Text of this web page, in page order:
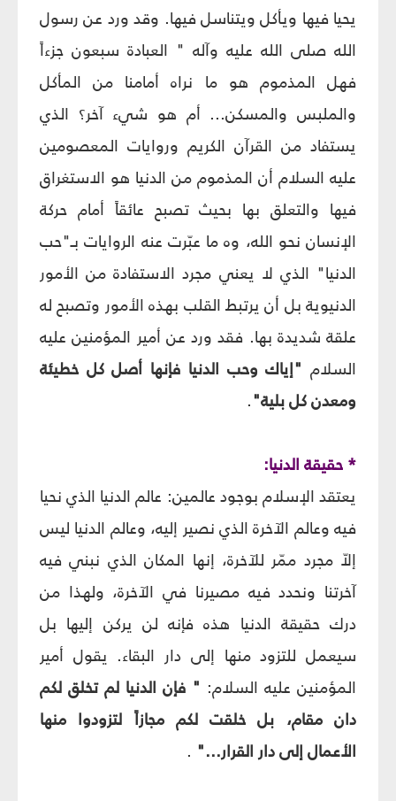
يحيا فيها ويأكل ويتناسل فيها. وقد ورد عن رسول
الله صلى الله عليه وآله " العبادة سبعون جزءاً
فهل المذموم هو ما نراه أمامنا من المأكل
والملبس والمسكن... أم هو شيء آخر؟ الذي
يستفاد من القرآن الكريم وروايات المعصومين
عليه السلام أن المذموم من الدنيا هو الاستغراق
فيها والتعلق بها بحيث تصبح عائقاً أمام حركة
الإنسان نحو الله، وه ما عبّرت عنه الروايات بـ"حب
الدنيا" الذي لا يعني مجرد الاستفادة من الأمور
الدنيوية بل أن يرتبط القلب بهذه الأمور وتصبح له
علقة شديدة بها. فقد ورد عن أمير المؤمنين عليه
السلام "إياك وحب الدنيا فإنها أصل كل خطيئة
ومعدن كل بلية".
* حقيقة الدنيا:
يعتقد الإسلام بوجود عالمين: عالم الدنيا الذي نحيا
فيه وعالم الآخرة الذي نصير إليه، وعالم الدنيا ليس
إلاّ مجرد ممّر للآخرة، إنها المكان الذي نبني فيه
آخرتنا ونحدد فيه مصيرنا في الآخرة، ولهذا من
درك حقيقة الدنيا هذه فإنه لن يركن إليها بل
سيعمل للتزود منها إلى دار البقاء. يقول أمير
المؤمنين عليه السلام: " فإن الدنيا لم تخلق لكم
دان مقام، بل خلقت لكم مجازاً لتزودوا منها
الأعمال إلى دار القرار..." .